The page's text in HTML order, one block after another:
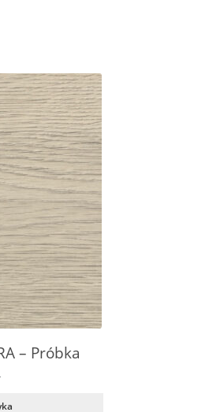
– Próbka